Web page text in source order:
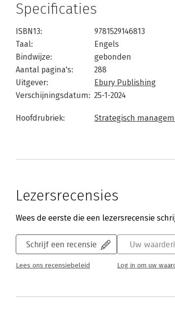
Specificaties
ISBN13:
9781529146813
Taal:
Engels
Bindwijze:
gebonden
Aantal pagina's:
288
Uitgever:
Ebury Publishing
Verschijningsdatum: 25-1-2024
Hoofdrubriek: Strategisch
Lezersrecensies
Wees de eerste die een lezersrecensie
Schrijf een recensie
Lees ons recensiebeleid
Uw
Log in om uw